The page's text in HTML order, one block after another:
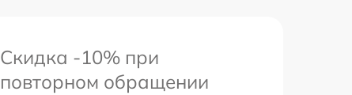
Скидка -10% при
повторном обращении